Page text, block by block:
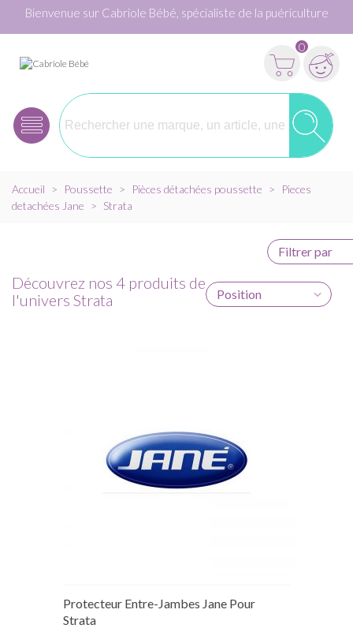
Bienvenue sur Cabriole Bébé, spécialiste de la puériculture
0
Accueil > Poussette > Pièces détachées poussette >
Pieces
detachées Jane
> Strata
Filtrer par
Découvrez nos 4 produits de
l'univers Strata
Position
Protecteur Entre-Jambes Jane Pour
Strata